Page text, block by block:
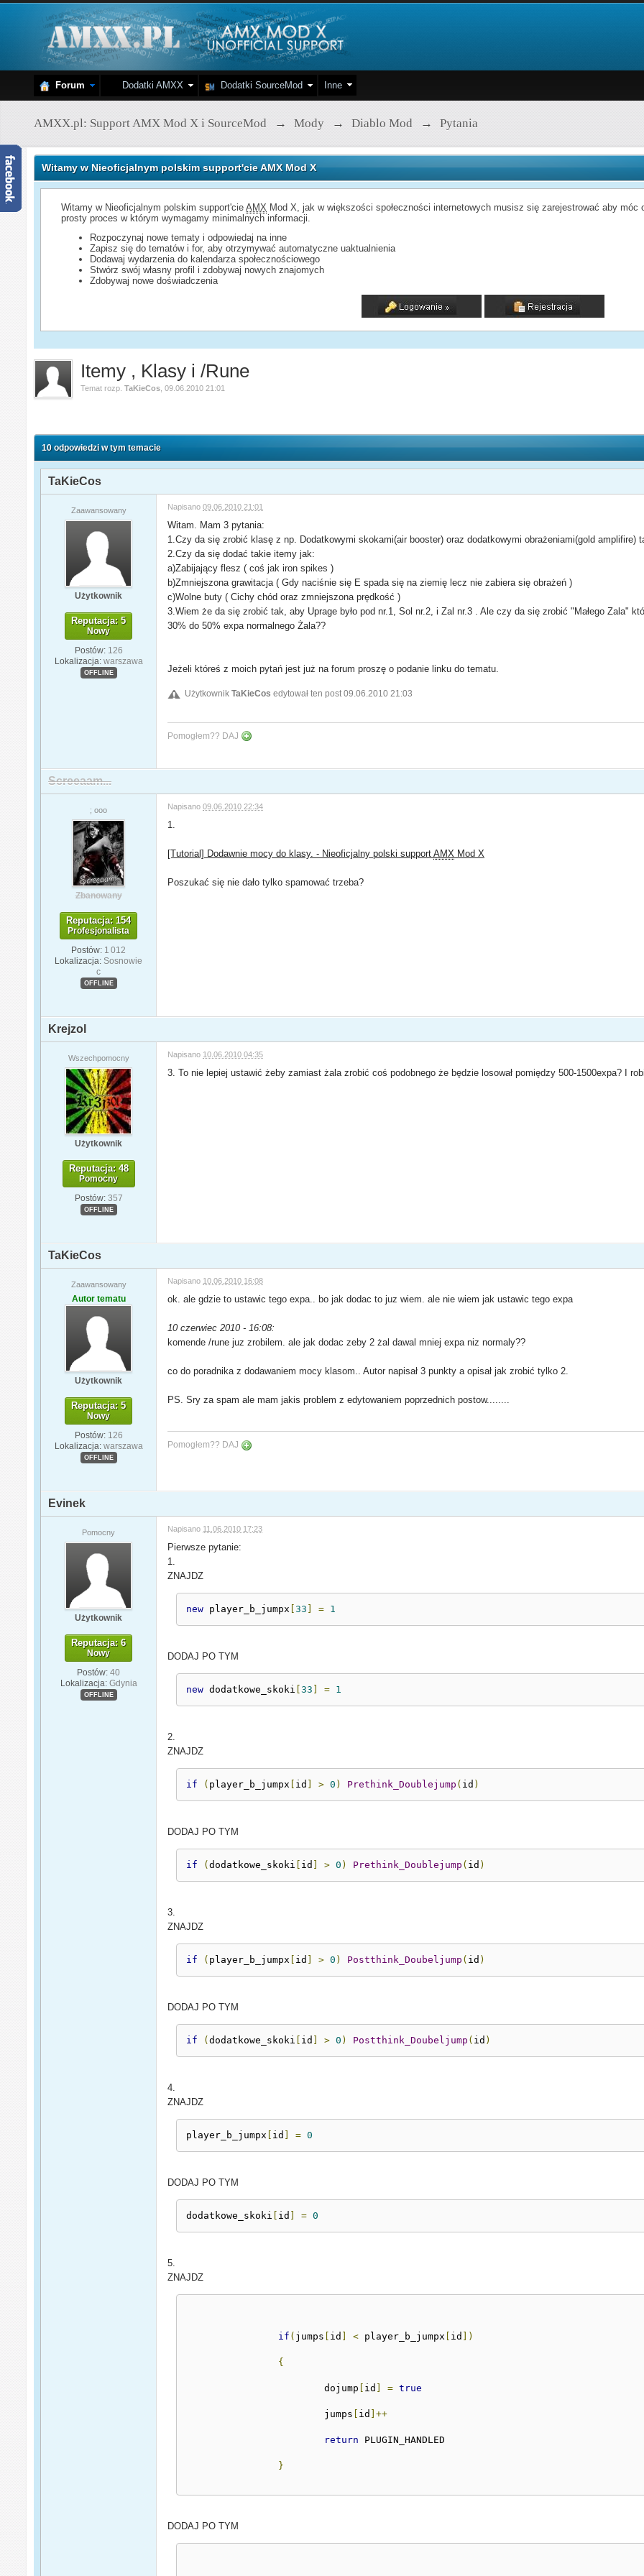
Forum Dodatki AMXX Dodatki SourceMod Inne
AMXX.pl: Support AMX Mod X i SourceMod → Mody → Diablo Mod → Pytania
Witamy w Nieoficjalnym polskim support'cie AMX Mod X
Witamy w Nieoficjalnym polskim support'cieAMX Mod X, jak w większości społeczności internetowych musisz się zarejestrować aby
prosty proces w którym wymagamy minimalnych informacji.
Rozpoczynaj nowe tematy i odpowiedaj na inne
Zapisz się do tematów i for, aby otrzymywać automatyczne uaktualnienia
Dodawaj wydarzenia do kalendarza społecznościowego
Stwórz swój własny profil i zdobywaj nowych znajomych
Zdobywaj nowe doświadczenia
Itemy , Klasy i /Rune
Temat rozp.TaKieCos ,09.06.2010 21:01
10 odpowiedzi w tym temacie
TaKieCos
Zaawansowany
Użytkownik
Reputacja: 5
Nowy
Postów: 126
Lokalizacja: warszawa
OFFLINE
Napisano09.06.2010 21:01
Witam. Mam 3 pytania:
1.Czy da się zrobić klasę z np. Dodatkowymi skokami(air booster) oraz dodatkowymi obrażeniami(gold amplifire)
2.Czy da się dodać takie itemy jak:
a)Zabijający flesz ( coś jak iron spikes )
b)Zmniejszona grawitacja ( Gdy naciśnie się E spada się na ziemię lecz nie zabiera się obrażeń )
c)Wolne buty ( Cichy chód oraz zmniejszona prędkość )
3.Wiem że da się zrobić tak, aby Uprage było pod nr.1, Sol nr.2, i Zal nr.3 . Ale czy da się zrobić "Małego Zala"
30% do 50% expa normalnego Żala??
Jeżeli któreś z moich pytań jest już na forum proszę o podanie linku do tematu.
UżytkownikTaKieCos edytował ten post 09.06.2010 21:03
Pomogłem?? DAJ
Screeaam...
; ooo
Zbanowany
Reputacja: 154
Profesjonalista
Postów: 1 012
Lokalizacja: Sosnowie
c
OFFLINE
Napisano09.06.2010 22:34
1.
[Tutorial] Dodawnie mocy do klasy. - Nieoficjalny polski supportAMX Mod X
Poszukać się nie dało tylko spamować trzeba?
Krejzol
Wszechpomocny
Użytkownik
Reputacja: 48
Pomocny
Postów: 357
OFFLINE
Napisano 10.06.2010 04:35
3. To nie lepiej ustawić żeby zamiast żala zrobić coś podobnego że będzie losował pomiędzy 500-1500expa? I
TaKieCos
Zaawansowany
Autor tematu
Użytkownik
Reputacja: 5
Nowy
Postów: 126
Lokalizacja: warszawa
OFFLINE
Napisano 10.06.2010 16:08
ok. ale gdzie to ustawic tego expa.. bo jak dodac to juz wiem. ale nie wiem jak ustawic tego expa
10 czerwiec 2010 - 16:08:
komende /rune juz zrobilem. ale jak dodac zeby 2 żal dawal mniej expa niz normaly??
co do poradnika z dodawaniem mocy klasom.. Autor napisał 3 punkty a opisał jak zrobić tylko 2.
PS. Sry za spam ale mam jakis problem z edytowaniem poprzednich postow........
Pomogłem?? DAJ
Evinek
Pomocny
Użytkownik
Reputacja: 6
Nowy
Postów: 40
Lokalizacja: Gdynia
OFFLINE
Napisano 11.06.2010 17:23
Pierwsze pytanie:
1.
ZNAJDZ
new player_b_jumpx [33 = 1
DODAJ PO TYM
new dodatkowe_skoki [33 = 1
2.
ZNAJDZ
if ( player_b_jumpx id > 0 ) Prethink_Doublejump ( id )
DODAJ PO TYM
if (dodatkowe_skoki id > 0 ) Prethink_Doublejump ( id )
3.
ZNAJDZ
if ( player_b_jumpx id > 0 ) Postthink_Doubeljump ( id )
DODAJ PO TYM
if (dodatkowe_skoki id > 0 ) Postthink_Doubeljump ( id )
4.
ZNAJDZ
player_b_jumpx id = 0
DODAJ PO TYM
dodatkowe_skoki id = 0
5.
ZNAJDZ
if ( jumps id < player_b_jumpx id ])
{
			dojump
id = true
			jumps
id ]++
return PLUGIN_HANDLED
}
DODAJ PO TYM